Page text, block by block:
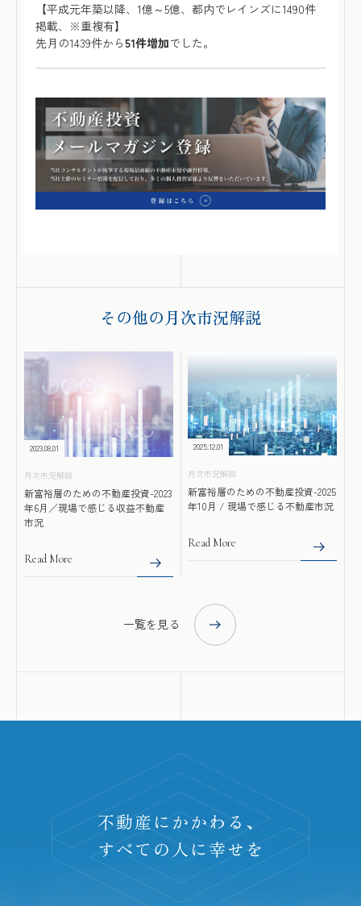
【平成元年築以降、1億～5億、都内でレインズに1490件
掲載、※重複有】
先月の1439件から51件増加でした。​​
その他の月次市況解説
2023.08.01
月次市況解説
新富裕層のための不動産投資-2023
年6月／現場で感じる収益不動産
市況
Read More
2025.12.01
月次市況解説
新富裕層のための不動産投資-2025
年10月 / 現場で感じる不動産市況
Read More
一覧を見る
不動産にかかわる、
すべての人に幸せを